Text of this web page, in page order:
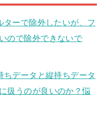
ーで除外したいが、フ
ので除外できないで
データと縦持ちデータ
扱うのが良いのか？悩